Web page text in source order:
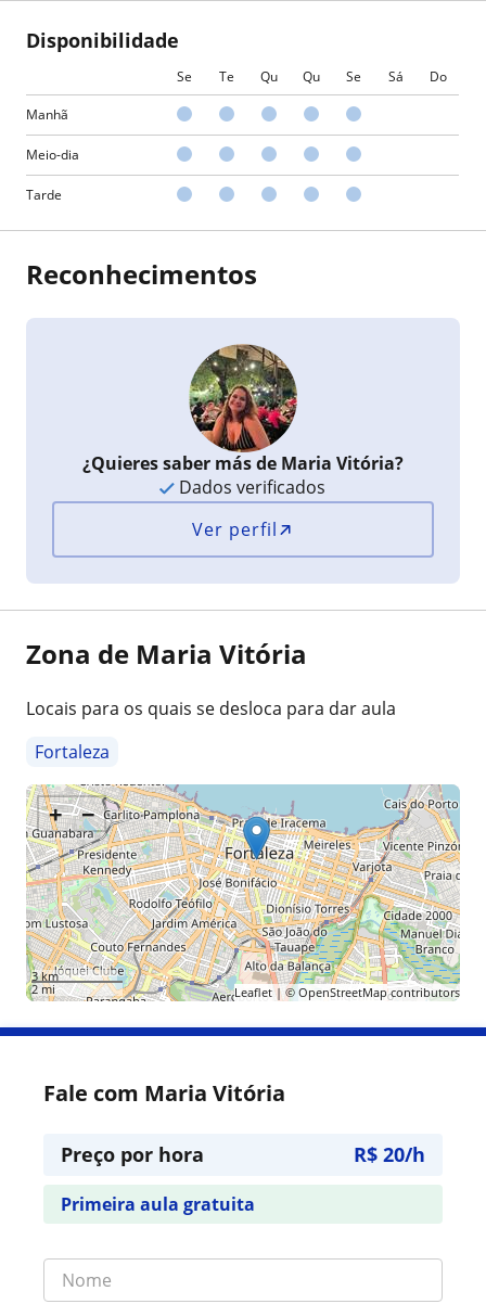
Disponibilidade
Se Te Qu Qu Se Sá Do
Manhã
Meio-dia
Tarde
Reconhecimentos
¿Quieres saber más de Maria Vitória?
Dados verificados
Ver perfil
Zona de Maria Vitória
Locais para os quais se desloca para dar aula
Fortaleza
+ −
3 km
2 mi
Leaflet| © OpenStreetMapcontributors
Fale com Maria Vitória
Preço por hora R$ 20/h
Primeira aula gratuita